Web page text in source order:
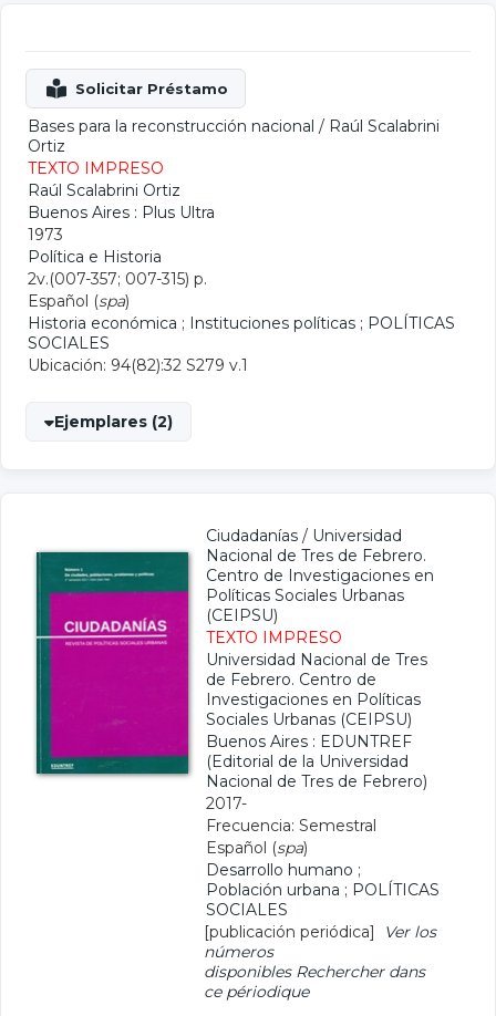
Bases para la reconstrucción nacional / Raúl Scalabrini
Ortiz
TEXTO IMPRESO
Raúl Scalabrini Ortiz
Buenos Aires : Plus Ultra
1973
Política e Historia
2v.(007-357; 007-315) p.
Español (spa)
Historia económica ; Instituciones políticas ; POLÍTICAS
SOCIALES
Ubicación: 94(82):32 S279 v.1
Ejemplares (2)
Ciudadanías / Universidad
Nacional de Tres de Febrero.
Centro de Investigaciones en
Políticas Sociales Urbanas
(CEIPSU)
TEXTO IMPRESO
Universidad Nacional de Tres
de Febrero. Centro de
Investigaciones en Políticas
Sociales Urbanas (CEIPSU)
Buenos Aires : EDUNTREF
(Editorial de la Universidad
Nacional de Tres de Febrero)
2017-
Frecuencia: Semestral
Español (spa)
Desarrollo humano ;
Población urbana ; POLÍTICAS
SOCIALES
[publicación periódica]
Ver los
números
disponibles Rechercher dans
ce périodique